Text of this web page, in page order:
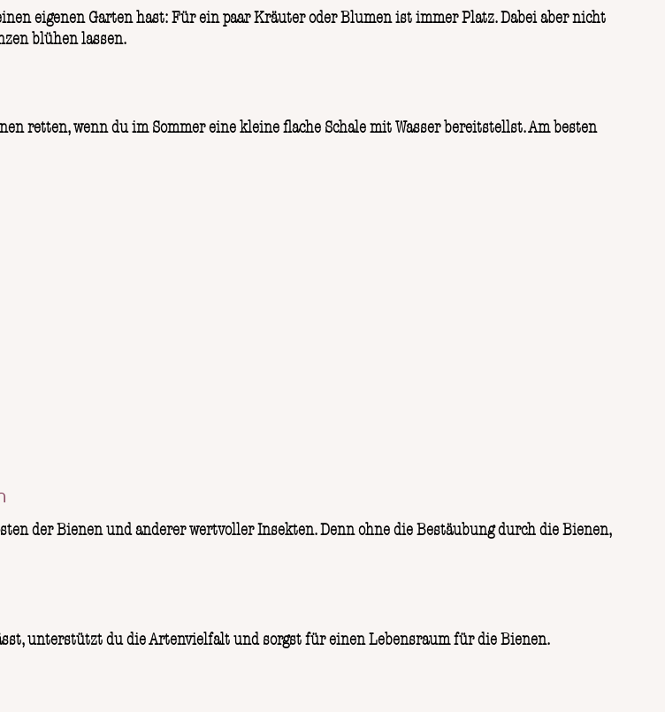
eigenen Garten hast: Für ein paar Kräuter oder Blumen ist immer Platz. Dabei aber nicht
blühen lassen.
retten, wenn du im Sommer eine kleine flache Schale mit Wasser bereitstellst. Am besten
der Bienen und anderer wertvoller Insekten. Denn ohne die Bestäubung durch die Bienen,
unterstützt du die Artenvielfalt und sorgst für einen Lebensraum für die Bienen.